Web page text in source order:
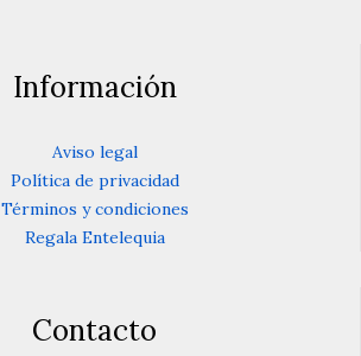
Información
Aviso legal
Política de privacidad
Términos y condiciones
Regala Entelequia
Contacto